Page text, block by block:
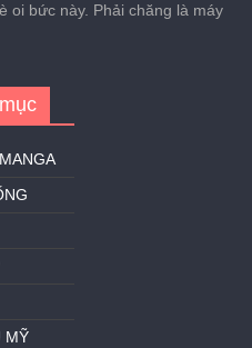
oi bức này. Phải chăng là máy
MỸ